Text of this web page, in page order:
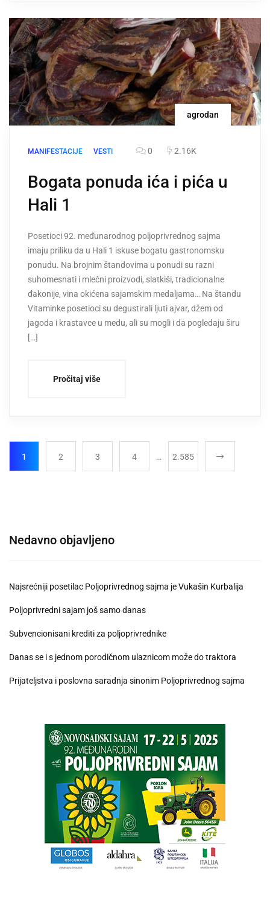
agrodan
MANIFESTACIJE VESTI 0 2.16K
Bogata ponuda ića i pića u
Hali 1
Posetioci 92. međunarodnog poljoprivrednog sajma
imaju priliku da u Hali 1 iskuse bogatu gastronomsku
ponudu. Na brojnim štandovima u ponudi su razni
suhomesnati i mlečni proizvodi, slatkiši, tradicionalne
đakonije, vina okićena sajamskim medaljama… Na štandu
Vitaminke posetioci su degustirali ljuti ajvar, džem od
jagoda i krastavce u medu, ali su mogli i da pogledaju širu
[…]
Pročitaj više
1 2 3 4 … 2.585
Nedavno objavljeno
Najsrećniji posetilac Poljoprivrednog sajma je Vukašin Kurbalija
Poljoprivredni sajam još samo danas
Subvencionisani krediti za poljoprivrednike
Danas se i s jednom porodičnom ulaznicom može do traktora
Prijateljstva i poslovna saradnja sinonim Poljoprivrednog sajma